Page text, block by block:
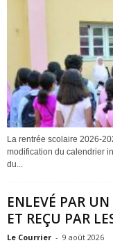
La rentrée scolaire 2026-
modification du calendrier
du...
ENLEVÉ PAR
ET REÇU PAR
Le Courrier - 9 août 2026